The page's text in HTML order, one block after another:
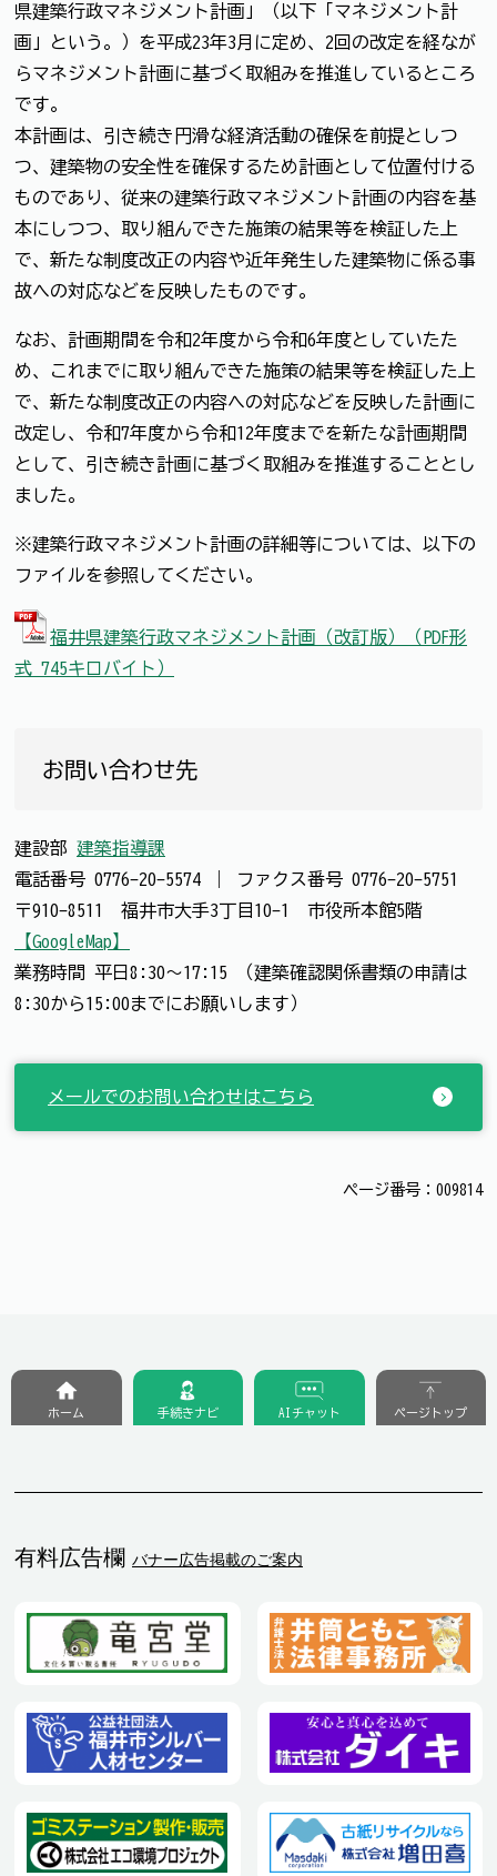
県建築行政マネジメント計画」（以下「マネジメント計
画」という。）を平成23年3月に定め、2回の改定を経なが
らマネジメント計画に基づく取組みを推進しているところ
です。
本計画は、引き続き円滑な経済活動の確保を前提としつ
つ、建築物の安全性を確保するため計画として位置付ける
ものであり、従来の建築行政マネジメント計画の内容を基
本にしつつ、取り組んできた施策の結果等を検証した上
で、新たな制度改正の内容や近年発生した建築物に係る事
故への対応などを反映したものです。
なお、計画期間を令和2年度から令和6年度としていたた
め、これまでに取り組んできた施策の結果等を検証した上
で、新たな制度改正の内容への対応などを反映した計画に
改定し、令和7年度から令和12年度までを新たな計画期間
として、引き続き計画に基づく取組みを推進することとし
ました。
※建築行政マネジメント計画の詳細等については、以下の
ファイルを参照してください。
福井県建築行政マネジメント計画（改訂版）（PDF形
式 745キロバイト）
お問い合わせ先
建設部 建築指導課
電話番号 0776-20-5574 ファクス番号 0776-20-5751
〒910-8511 福井市大手3丁目10-1 市役所本館5階
【GoogleMap】
業務時間 平日8:30～17:15 （建築確認関係書類の申請は
8:30から15:00までにお願いします）
メールでのお問い合わせはこちら
ページ番号：009814
有料広告欄 バナー広告掲載のご案内
ホーム 手続きナビ AIチャット ページトップ